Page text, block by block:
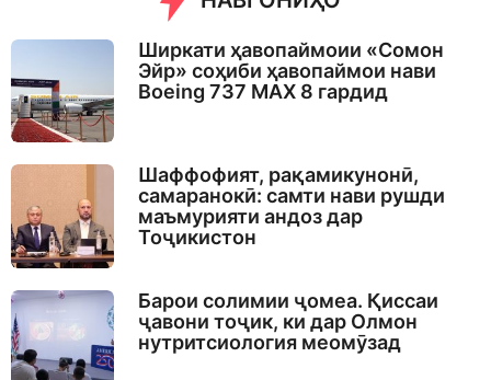
Ширкати ҳавопаймоии «Сомон
Эйр» соҳиби ҳавопаймои нави
Boeing 737 MAX 8 гардид
Шаффофият, рақамикунонӣ,
самаранокӣ: самти нави рушди
маъмурияти андоз дар
Тоҷикистон
Барои солимии ҷомеа. Қиссаи
ҷавони тоҷик, ки дар Олмон
нутритсиология меомӯзад